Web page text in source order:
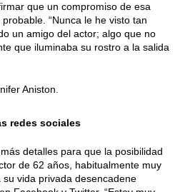
que un compromiso de esa
“Nunca le he visto tan
un amigo del actor; algo que no
que iluminaba su rostro a la salida
Aniston.
redes sociales
detalles para que la posibilidad
de 62 años, habitualmente muy
vida privada desencadene